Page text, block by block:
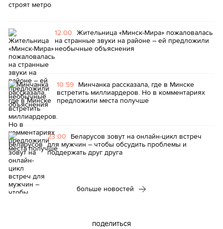
12:00 Жительница «Минск-Мира» пожаловалась
на странные звуки на районе – ей предложили
необычные объяснения
10:59 Минчанка рассказала, где в Минске
встретить миллиардеров. Но в комментариях
предложили места получше
23:00 Беларусов зовут на онлайн-цикл встреч
для мужчин – чтобы обсудить проблемы и
поддержать друг друга
больше новостей
поделиться